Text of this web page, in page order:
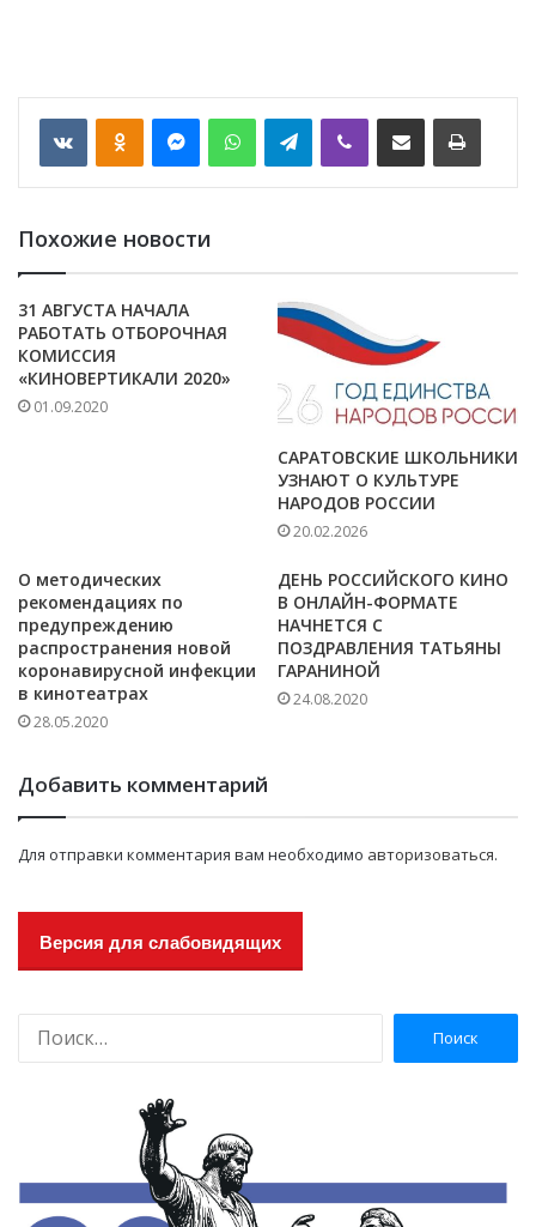
VKontakte WhatsApp Telegram
Похожие новости
31 АВГУСТА НАЧАЛА
РАБОТАТЬ ОТБОРОЧНАЯ
КОМИССИЯ
«КИНОВЕРТИКАЛИ 2020»
01.09.2020
САРАТОВСКИЕ ШКОЛЬНИКИ
УЗНАЮТ О КУЛЬТУРЕ
НАРОДОВ РОССИИ
20.02.2026
О методических
рекомендациях по
предупреждению
распространения новой
коронавирусной инфекции
в кинотеатрах
28.05.2020
ДЕНЬ РОССИЙСКОГО КИНО
В ОНЛАЙН-ФОРМАТЕ
НАЧНЕТСЯ С
ПОЗДРАВЛЕНИЯ ТАТЬЯНЫ
ГАРАНИНОЙ
24.08.2020
Добавить комментарий
Для отправки комментария вам необходимо авторизоваться.
Версия для слабовидящих